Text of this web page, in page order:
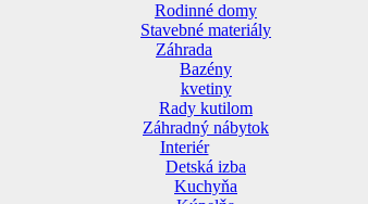
Rodinné domy
Stavebné materiály
Záhrada
Bazény
kvetiny
Rady kutilom
Záhradný nábytok
Interiér
Detská izba
Kuchyňa